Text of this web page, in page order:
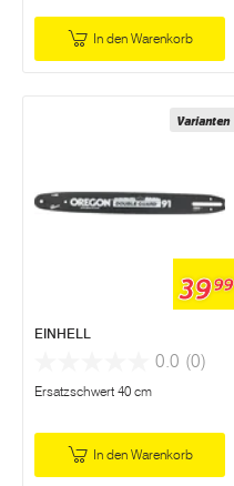
In den Warenkorb
Varianten
3999
EINHELL
0.0 (0)
Ersatzschwert 40 cm
In den Warenkorb